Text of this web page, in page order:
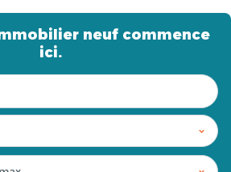
neuf commence
ici.